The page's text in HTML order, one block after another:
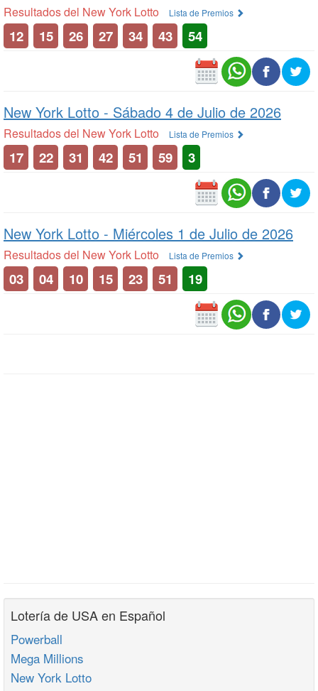
Resultados del New York Lotto Lista de Premios
12 15 26 27 34 43 54
New York Lotto - Sábado 4 de Julio de 2026
Resultados del New York Lotto Lista de Premios
17 22 31 42 51 59 3
New York Lotto - Miércoles 1 de Julio de 2026
Resultados del New York Lotto Lista de Premios
03 04 10 15 23 51 19
Lotería de USA en Español
Powerball
Mega Millions
New York Lotto